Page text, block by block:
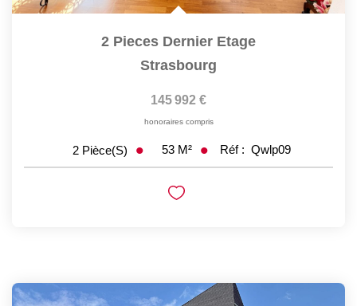
2 Pieces Dernier Etage
Strasbourg
145 992 €
honoraires compris
2 Pièce(s) 53 M² Réf : Qwlp09